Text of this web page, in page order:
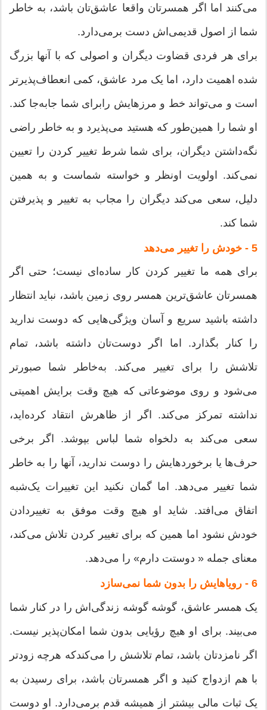
می‌کنند اما اگر همسرتان واقعا عاشق‌تان باشد، به خاطر
شما از اصول قدیمی‌اش دست برمی‌دارد.
برای هر فردی قضاوت دیگران و اصولی که با آنها بزرگ
شده اهمیت دارد، اما یک مرد عاشق،‌ کمی انعطاف‌پذیرتر
است و می‌تواند خط و مرزهایش رابرای شما جا‌به‌جا کند.
او شما را همین‌طور که هستید می‌پذیرد و به خاطر راضی
نگه‌داشتن دیگران، برای شما شرط تغییر کردن را تعیین
نمی‌کند. اولویت اونظر و خواسته شماست و به همین
دلیل، سعی می‌کند دیگران را مجاب به تغییر و پذیرفتن
شما کند.
5 - خودش را تغییر می‌دهد
برای همه ما تغییر کردن کار ساده‌ای نیست؛ حتی اگر
همسرتان عاشق‌ترین همسر روی زمین باشد، نباید انتظار
داشته باشید سریع و آسان ویژگی‌هایی که دوست ندارید
را کنار بگذارد. اما اگر دوست‌تان داشته باشد، تمام
تلاشش را برای تغییر می‌کند. به‌خاطر شما صبورتر
می‌شود و روی موضوعاتی که هیچ وقت برایش اهمیتی
نداشته تمرکز می‌کند. اگر از ظاهرش انتقاد کرده‌اید،
سعی می‌کند به دلخواه شما لباس بپوشد. اگر برخی
حرف‌ها یا برخورد‌هایش را دوست ندارید، آنها را به خاطر
شما تغییر می‌دهد. اما گمان نکنید این تغییرات یک‌‌شبه
اتفاق می‌افتد. شاید او هیچ وقت موفق به تغییر‌دادن
خودش نشود اما همین که برای تغییر کردن تلاش می‌کند،
معنای جمله « دوستت دارم» را می‌دهد.
6 - رویاهایش را بدون شما نمی‌سازد
یک همسر عاشق، گوشه گوشه زندگی‌اش را در کنار شما
می‌بیند. برای او هیچ رؤیایی بدون شما امکان‌پذیر نیست.
اگر نامزد‌تان باشد، تمام تلاشش را می‌کندکه هرچه زودتر
با هم ازدواج کنید و اگر همسرتان باشد، برای رسیدن به
یک ثبات مالی بیشتر از همیشه قدم برمی‌دارد. او دوست